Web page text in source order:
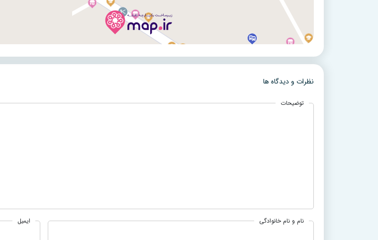
نظرات و دیدگاه ها
توضیحات
نام و نام خانوادگی ایمیل